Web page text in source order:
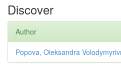
Discover
Author
Popova, Oleksandra